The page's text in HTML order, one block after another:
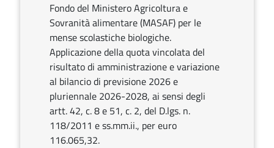
Fondo del Ministero Agricoltura e
Sovranità alimentare (MASAF) per le
mense scolastiche biologiche.
Applicazione della quota vincolata del
risultato di amministrazione e variazione
al bilancio di previsione 2026 e
pluriennale 2026-2028, ai sensi degli
artt. 42, c. 8 e 51, c. 2, del D.lgs. n.
118/2011 e ss.mm.ii., per euro
116.065,32.